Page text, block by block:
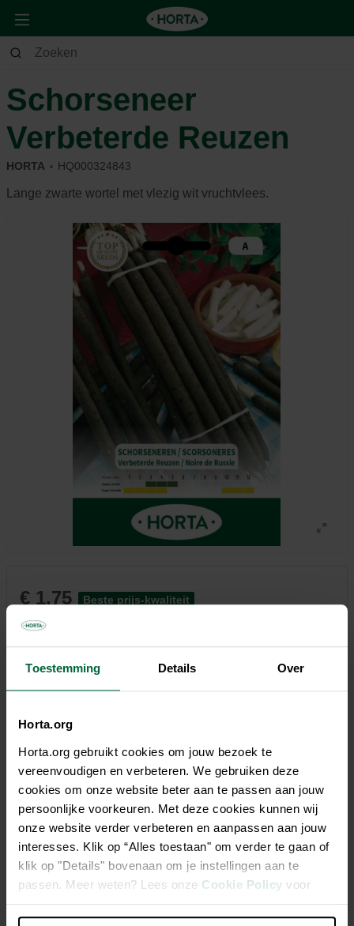
Toestemming Details Over
Horta.org
Horta.org gebruikt cookies om jouw bezoek te
vereenvoudigen en verbeteren. We gebruiken deze
cookies om onze website beter aan te passen aan jouw
persoonlijke voorkeuren. Met deze cookies kunnen wij
onze website verder verbeteren en aanpassen aan jouw
interesses. Klik op “Alles toestaan" om verder te gaan of
klik op "Details" bovenaan om je instellingen aan te
passen. Meer weten? Lees onze Cookie Policy voor
meer informatie.
Tuin Moestuin
Schorseneer
Verbeterde Reuzen
HORTA HQ000324843
Lange zwarte wortel met vlezig wit vruchtvlees.
€ 1,75 Beste prijs-kwaliteit
Lange zwarte wortel met vlezig wit vruchtvlees. Vanaf maart
tot half mei, in de vollegrond, in rijen op 25 cm afstand van
elkaar, in een diep bewerkte, losse grond zaaien. Zaaidiepte:
2 cm. Uitdunnen na de opkomst tot op 8 cm in de rij. De groei
komt eerder traag op gang. Oogsten tussen oktober en april.
De wortels zijn winterhard en kunnen de gehele winter,